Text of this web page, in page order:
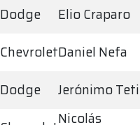
Dodge Elio Craparo
ChevroletDaniel Nefa
Dodge Jerónimo Teti
Nicolás